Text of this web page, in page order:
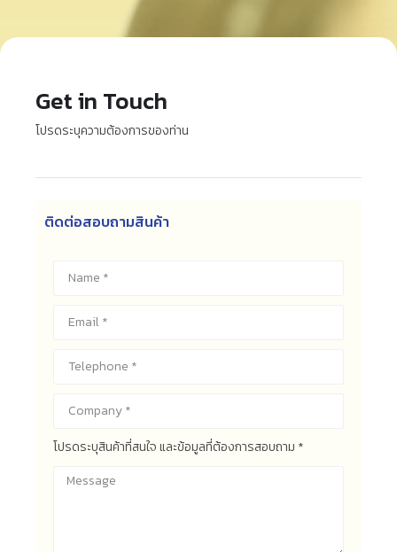
Get in Touch
โปรดระบุความต้องการของท่าน
ติดต่อสอบถามสินค้า
โปรดระบุสินค้าที่สนใจ และข้อมูลที่ต้องการสอบถาม *